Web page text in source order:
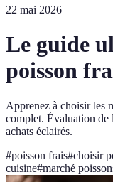
22 mai 2026
Le guide
poisson
Apprenez à choisir les
complet. Évaluation de
achats éclairés.
#poisson frais#choisir
cuisine#marché